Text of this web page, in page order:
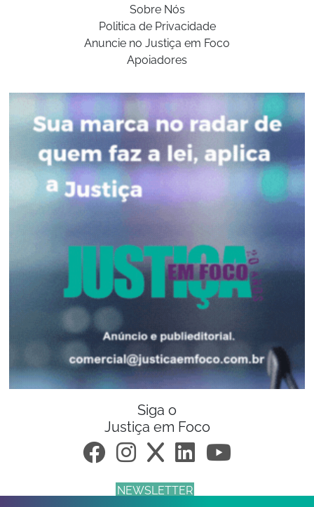
Sobre Nós
Politica de Privacidade
Anuncie no Justiça em Foco
Apoiadores
Siga o
Justiça em Foco
NEWSLETTER